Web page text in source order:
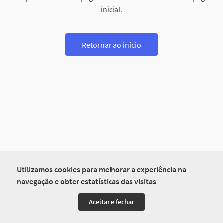
Utilizamos cookies para melhorar a experiência na
navegação e obter estatísticas das visitas
Aceitar e fechar
inicial.
Retornar ao início